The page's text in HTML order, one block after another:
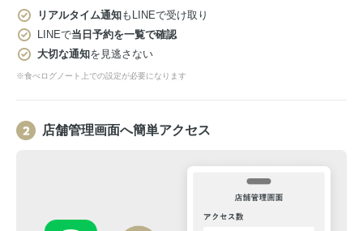
リアルタイム通知もLINEで受け取り
LINEで当日予約を一覧で確認
大切な通知を見逃さない
※食べログノート上での設定が必要になります
店舗管理画面へ簡単アクセス